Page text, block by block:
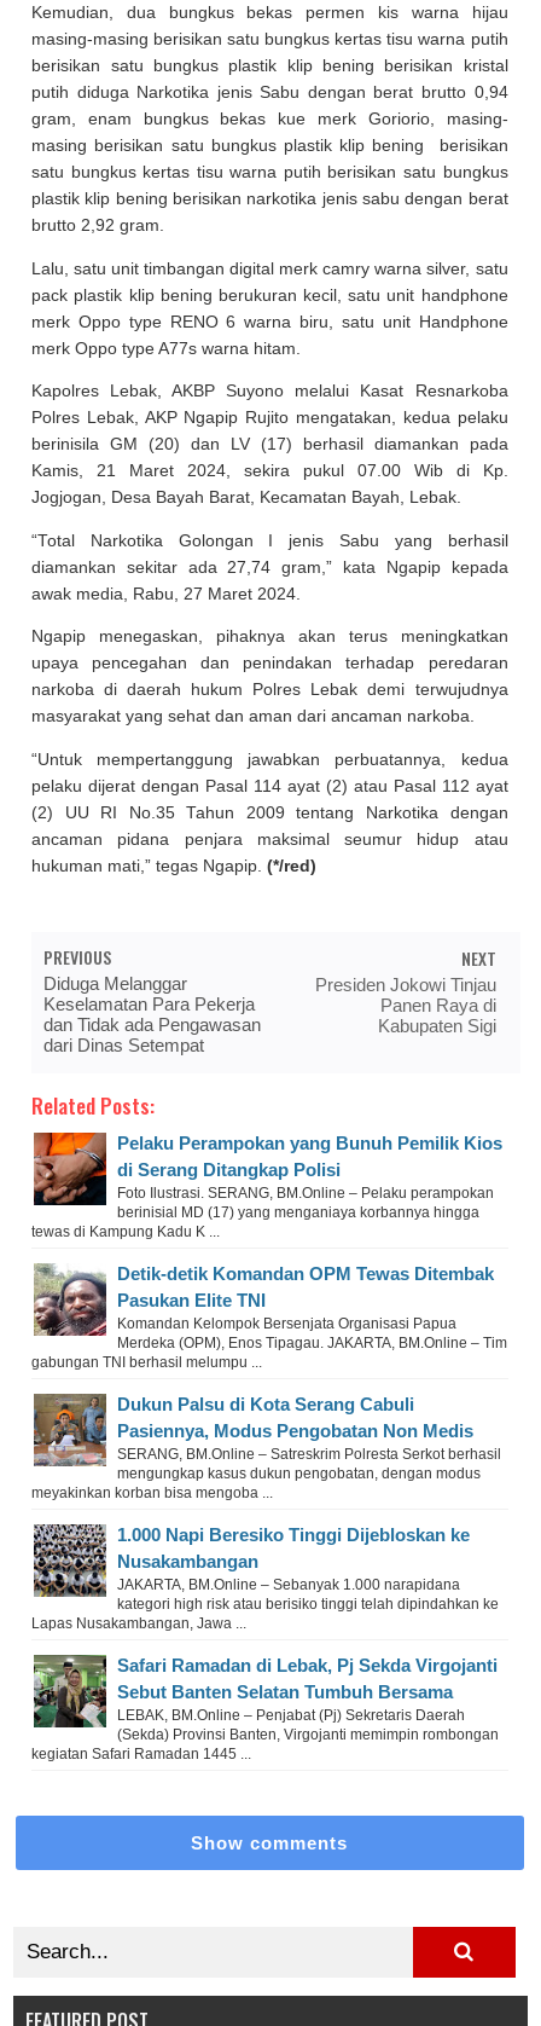
Kemudian, dua bungkus bekas permen kis warna hijau
masing-masing berisikan satu bungkus kertas tisu warna putih
berisikan satu bungkus plastik klip bening berisikan kristal
putih diduga Narkotika jenis Sabu dengan berat brutto 0,94
gram, enam bungkus bekas kue merk Goriorio, masing-
masing berisikan satu bungkus plastik klip bening berisikan
satu bungkus kertas tisu warna putih berisikan satu bungkus
plastik klip bening berisikan narkotika jenis sabu dengan berat
brutto 2,92 gram.
Lalu, satu unit timbangan digital merk camry warna silver, satu
pack plastik klip bening berukuran kecil, satu unit handphone
merk Oppo type RENO 6 warna biru, satu unit Handphone
merk Oppo type A77s warna hitam.
Kapolres Lebak, AKBP Suyono melalui Kasat Resnarkoba
Polres Lebak, AKP Ngapip Rujito mengatakan, kedua pelaku
berinisila GM (20) dan LV (17) berhasil diamankan pada
Kamis, 21 Maret 2024, sekira pukul 07.00 Wib di Kp.
Jogjogan, Desa Bayah Barat, Kecamatan Bayah, Lebak.
“Total Narkotika Golongan I jenis Sabu yang berhasil
diamankan sekitar ada 27,74 gram,” kata Ngapip kepada
awak media, Rabu, 27 Maret 2024.
Ngapip menegaskan, pihaknya akan terus meningkatkan
upaya pencegahan dan penindakan terhadap peredaran
narkoba di daerah hukum Polres Lebak demi terwujudnya
masyarakat yang sehat dan aman dari ancaman narkoba.
“Untuk mempertanggung jawabkan perbuatannya, kedua
pelaku dijerat dengan Pasal 114 ayat (2) atau Pasal 112 ayat
(2) UU RI No.35 Tahun 2009 tentang Narkotika dengan
ancaman pidana penjara maksimal seumur hidup atau
hukuman mati,” tegas Ngapip. (*/red)
PREVIOUS
Diduga Melanggar
Keselamatan Para Pekerja
dan Tidak ada Pengawasan
dari Dinas Setempat
NEXT
Presiden Jokowi Tinjau
Panen Raya di
Kabupaten Sigi
Related Posts:
Pelaku Perampokan yang Bunuh Pemilik Kios
di Serang Ditangkap Polisi
Foto Ilustrasi. SERANG, BM.Online – Pelaku perampokan
berinisial MD (17) yang menganiaya korbannya hingga
tewas di Kampung Kadu K ...
Detik-detik Komandan OPM Tewas Ditembak
Pasukan Elite TNI
Komandan Kelompok Bersenjata Organisasi Papua
Merdeka (OPM), Enos Tipagau. JAKARTA, BM.Online – Tim
gabungan TNI berhasil melumpu ...
Dukun Palsu di Kota Serang Cabuli
Pasiennya, Modus Pengobatan Non Medis
SERANG, BM.Online – Satreskrim Polresta Serkot berhasil
mengungkap kasus dukun pengobatan, dengan modus
meyakinkan korban bisa mengoba ...
1.000 Napi Beresiko Tinggi Dijebloskan ke
Nusakambangan
JAKARTA, BM.Online – Sebanyak 1.000 narapidana
kategori high risk atau berisiko tinggi telah dipindahkan ke
Lapas Nusakambangan, Jawa ...
Safari Ramadan di Lebak, Pj Sekda Virgojanti
Sebut Banten Selatan Tumbuh Bersama
LEBAK, BM.Online – Penjabat (Pj) Sekretaris Daerah
(Sekda) Provinsi Banten, Virgojanti memimpin rombongan
kegiatan Safari Ramadan 1445 ...
Show comments